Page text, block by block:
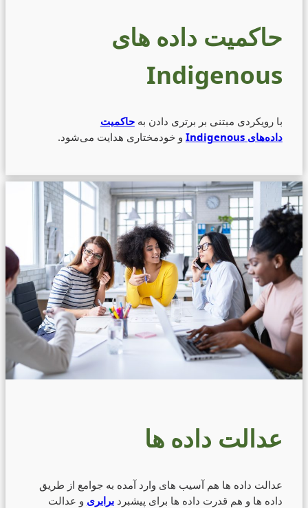
حاکمیت داده های
Indigenous
با رویکردی مبتنی بر برتری دادن بهحاکمیت
داده‌های Indigenous
و خودمختاری هدایت می‌شود.
عدالت داده ها
عدالت داده ها هم آسیب های وارد آمده به جوامع از طریق
داده ها و هم قدرت داده ها برای پیشبردبرابری و عدالت